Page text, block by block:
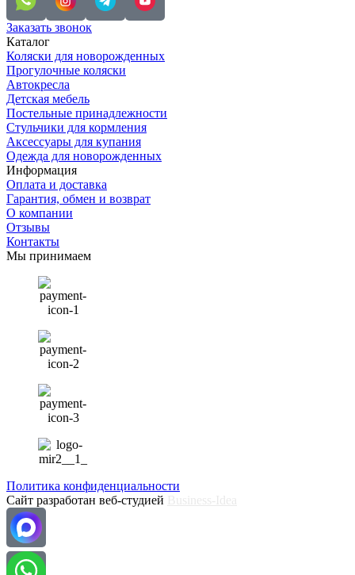
Заказать звонок
Каталог
Коляски для новорожденных
Прогулочные коляски
Автокресла
Детская мебель
Постельные принадлежности
Стульчики для кормления
Аксессуары для купания
Одежда для новорожденных
Информация
Оплата и доставка
Гарантия, обмен и возврат
О компании
Отзывы
Контакты
Мы принимаем
Политика конфиденциальности
Сайт разработан веб-студией